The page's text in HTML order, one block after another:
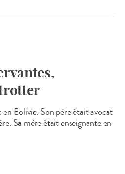
en Bolivie. Son père était avocat
Sa mère était enseignante en